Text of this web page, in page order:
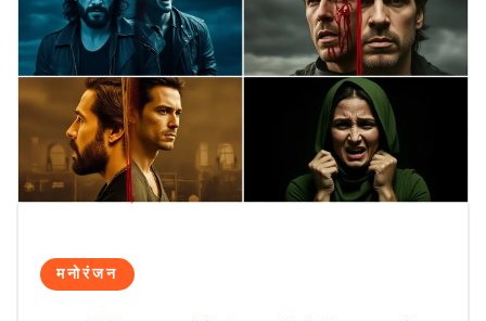
मनोरंजन